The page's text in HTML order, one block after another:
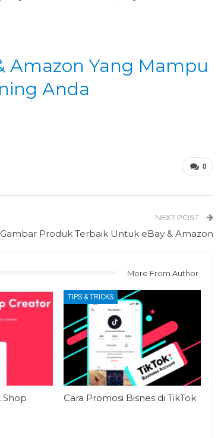
Amazon Yang Mampu
Anda
0
NEXT POST
Gambar Produk Terbaik Untuk eBay & Amazon
More From Author
Shop
TIPS & TRICKS
Cara Promosi Bisnes di TikTok